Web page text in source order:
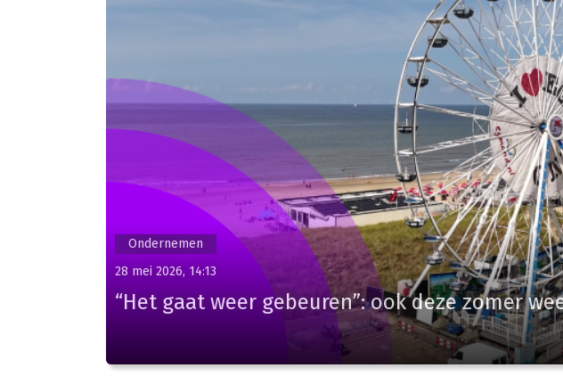
Ondernemen
28 mei 2026, 14:13
“Het gaat weer gebeuren”: ook deze zomer